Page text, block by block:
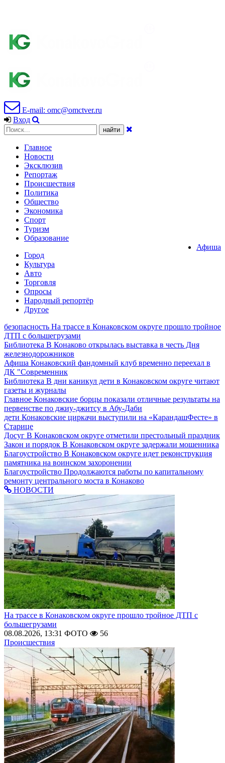
E-mail: omc@omctver.ru
Вход
Главное
Новости
Эксклюзив
Репортаж
Происшествия
Политика
Общество
Экономика
Спорт
Туризм
Образование
Афиша
Город
Культура
Авто
Торговля
Опросы
Народный репортёр
Другое
безопасность На трассе в Конаковском округе прошло тройное
ДТП с большегрузами
Библиотека В Конаково открылась выставка в честь Дня
железнодорожников
Афиша Конаковский фандомный клуб временно переехал в
ДК "Современник
Библиотека В дни каникул дети в Конаковском округе читают
газеты и журналы
Главное Конаковские борцы показали отличные результаты на
первенстве по джиу-джитсу в Абу-Даби
дети Конаковские циркачи выступили на «КарандашФесте» в
Старице
Досуг В Конаковском округе отметили престольный праздник
Закон и порядок В Конаковском округе задержали мошенника
Благоустройство В Конаковском округе идет реконструкция
памятника на воинском захоронении
Благоустройство Продолжаются работы по капитальному
ремонту центрального моста в Конаково
НОВОСТИ
На трассе в Конаковском округе прошло тройное ДТП с
большегрузами
08.08.2026, 13:31 ФОТО
56
Происшествия